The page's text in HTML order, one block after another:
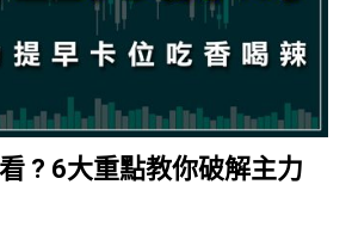
? 6大重點教你破解主力